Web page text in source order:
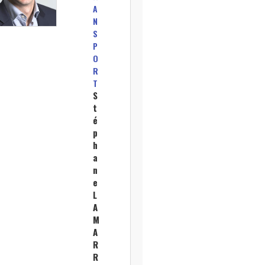
A
N
S
P
O
R
T
S
t
é
p
h
a
n
e
L
A
M
A
R
R